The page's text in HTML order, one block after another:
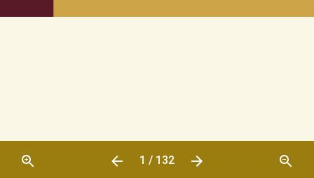
1 / 132